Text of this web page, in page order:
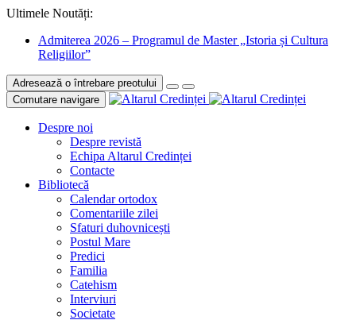
Ultimele Noutăți:
Admiterea 2026 – Programul de Master „Istoria și Cultura
Religiilor”
Adresează o întrebare preotului
Comutare navigare
Despre noi
Despre revistă
Echipa Altarul Credinței
Contacte
Bibliotecă
Calendar ortodox
Comentariile zilei
Sfaturi duhovnicești
Postul Mare
Predici
Familia
Catehism
Interviuri
Societate